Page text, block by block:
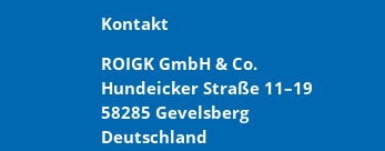
Kontakt
ROIGK GmbH & Co.
Hundeicker Straße 11–19
58285 Gevelsberg
Deutschland